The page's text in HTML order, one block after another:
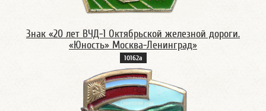
Знак «20 лет ВЧД-1 Октябрьской железной дороги.
«Юность» Москва-Ленинград»
10162а